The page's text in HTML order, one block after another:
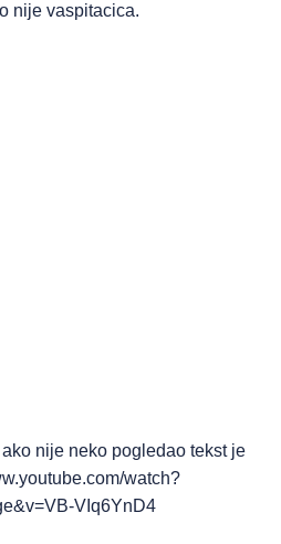
nije vaspitacica.
nije neko pogledao tekst je
watch?
VIq6YnD4